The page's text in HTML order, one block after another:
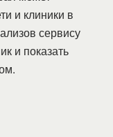
и клиники в
сервису
и показать